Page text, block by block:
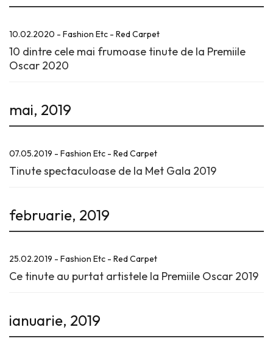
10.02.2020 - Fashion Etc - Red Carpet
10 dintre cele mai frumoase tinute de la Premiile
Oscar 2020
mai, 2019
07.05.2019 - Fashion Etc - Red Carpet
Tinute spectaculoase de la Met Gala 2019
februarie, 2019
25.02.2019 - Fashion Etc - Red Carpet
Ce tinute au purtat artistele la Premiile Oscar 2019
ianuarie, 2019